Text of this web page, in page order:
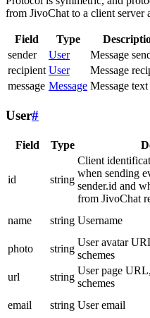
from JivoChat to a client server
Field Type
sender
User
Message
recipient User
Message
message Message Message text
User#
Field Type
id string
Client
when sending
sender.id and
from JivoChat
name string Username
photo
string
User avatar
schemes
url
string
User page
schemes
email
string User email